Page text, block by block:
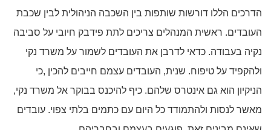
הדרכים הללו דורשות שותפות בין השכבה הניהולית לבין שכבת
העובדים. ראשית המנהלים צריכים לתת פידבק חיובי על סביבה
נקיה בעבודה. כדאי לדרבן את העובדים לשמור על משרד נקי
ולהקפיד על טיפוח. שנית, העובדים עצמם חייבים להכין ,כי
הניקיון הוא גם אינטרס שלהם. כיף להיכנס בבוקר אל משרד נקי,
מאשר לנסות ולהתמודד כל היום עם כתמים בלתי צפוי. עובדים